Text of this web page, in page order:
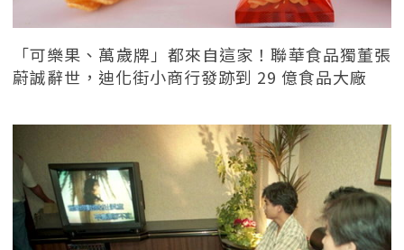
「可樂果、萬歲牌」都來自這家！聯華食品獨董張
蔚誠辭世，迪化街小商行發跡到 29 億食品大廠